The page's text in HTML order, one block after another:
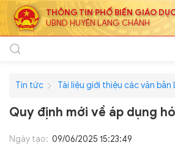
THÔNG TIN PHỔ BIẾN GIÁO
UBND HUYỆN LANG CHÁNH
Tin tức Tài liệu giới thiệu các văn bản
Quy định mới về áp dụng
Ngày tạo: 09/06/2025 15:23:49